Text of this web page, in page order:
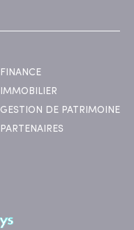
FINANCE
IMMOBILIER
GESTION DE PATRIMOINE
PARTENAIRES